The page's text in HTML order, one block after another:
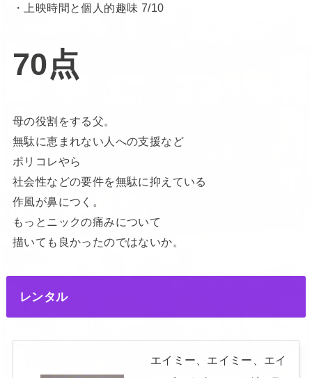
・上映時間と個人的趣味 7/10
70点
母の役割をする父。
無駄に恵まれない人への支援など
ポリコレやら
社会性などの要件を無駄に抑えている
作風が鼻につく。
もっとニックの痛みについて
描いても良かったのではないか。
レンタル
エイミー、エイミー、エイ